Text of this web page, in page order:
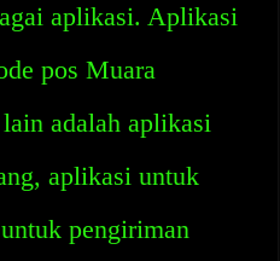
aplikasi. Aplikasi
pos Muara
adalah aplikasi
aplikasi untuk
pengiriman